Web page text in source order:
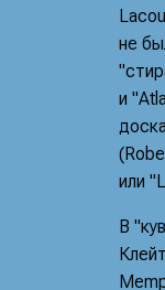
не
и
или
В